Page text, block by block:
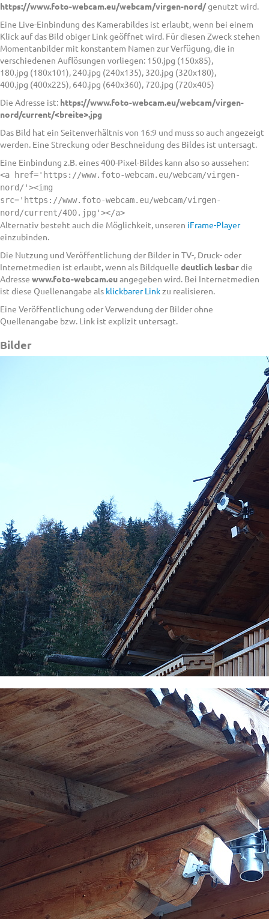
https://www.foto-webcam.eu/webcam/virgen-nord/genutzt wird.
Eine Live-Einbindung des Kamerabildes ist erlaubt, wenn bei einem
Klick auf das Bild obiger Link geöffnet wird. Für diesen Zweck stehen
Momentanbilder mit konstantem Namen zur Verfügung, die in
verschiedenen Auflösungen vorliegen: 150.jpg (150x85),
180.jpg (180x101), 240.jpg (240x135), 320.jpg (320x180),
400.jpg (400x225), 640.jpg (640x360), 720.jpg (720x405)
Die Adresse ist: https://www.foto-webcam.eu/webcam/virgen-
nord/current/<breite>.jpg
Das Bild hat ein Seitenverhältnis von 16:9 und muss so auch angezeigt
werden. Eine Streckung oder Beschneidung des Bildes ist untersagt.
Eine Einbindung z.B. eines 400-Pixel-Bildes kann also so aussehen:
<a href='https://www.foto-webcam.eu/webcam/virgen-
nord/'><img
src='https://www.foto-webcam.eu/webcam/virgen-
nord/current/400.jpg'></a>
Alternativ besteht auch die Möglichkeit, unseren iFrame-Player
einzubinden.
Die Nutzung und Veröffentlichung der Bilder in TV-, Druck- oder
Internetmedien ist erlaubt, wenn als Bildquelle deutlich lesbardie
Adresse www.foto-webcam.euangegeben wird. Bei Internetmedien
ist diese Quellenangabe als klickbarer Linkzu realisieren.
Eine Veröffentlichung oder Verwendung der Bilder ohne
Quellenangabe bzw. Link ist explizit untersagt.
Bilder